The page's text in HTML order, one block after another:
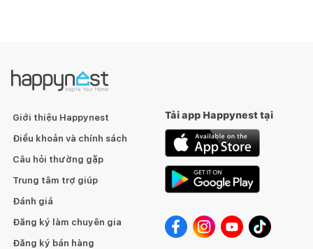
Giới thiệu Happynest
Điều khoản và chính sách
Câu hỏi thường gặp
Trung tâm trợ giúp
Đánh giá
Đăng ký làm chuyên gia
Đăng ký bán hàng
Tải app Happynest tại